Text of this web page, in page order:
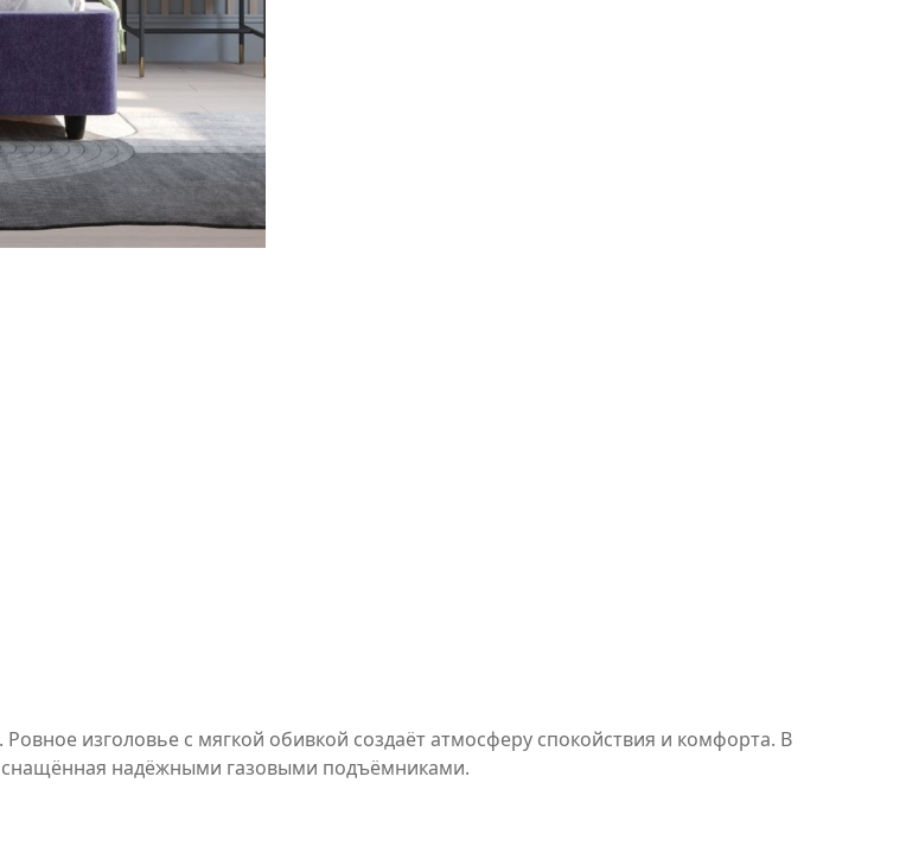
изголовье с мягкой обивкой создаёт атмосферу спокойствия и комфорта. В
надёжными газовыми подъёмниками.